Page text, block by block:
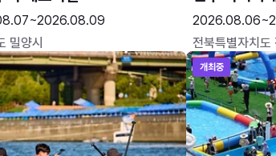
밀양시
전북특별자치도
개최중